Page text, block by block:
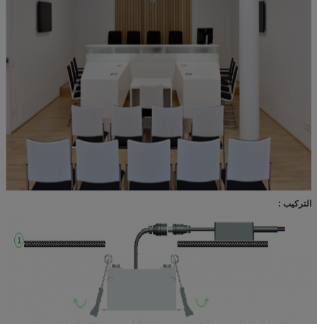
التركيب :